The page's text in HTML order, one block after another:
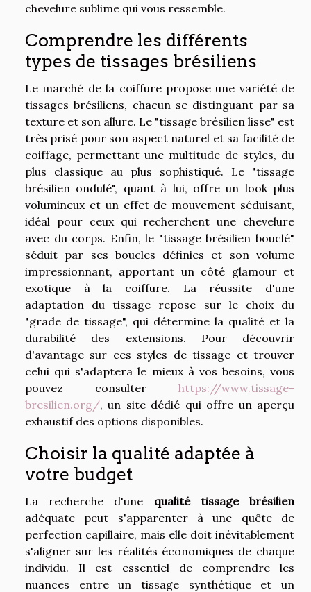
chevelure sublime qui vous ressemble.
Comprendre les différents
types de tissages brésiliens
Le marché de la coiffure propose une variété de
tissages brésiliens, chacun se distinguant par sa
texture et son allure. Le "tissage brésilien lisse" est
très prisé pour son aspect naturel et sa facilité de
coiffage, permettant une multitude de styles, du
plus classique au plus sophistiqué. Le "tissage
brésilien ondulé", quant à lui, offre un look plus
volumineux et un effet de mouvement séduisant,
idéal pour ceux qui recherchent une chevelure
avec du corps. Enfin, le "tissage brésilien bouclé"
séduit par ses boucles définies et son volume
impressionnant, apportant un côté glamour et
exotique à la coiffure. La réussite d'une
adaptation du tissage repose sur le choix du
"grade de tissage", qui détermine la qualité et la
durabilité des extensions. Pour découvrir
d'avantage sur ces styles de tissage et trouver
celui qui s'adaptera le mieux à vos besoins, vous
pouvez consulter https://www.tissage-
bresilien.org/, un site dédié qui offre un aperçu
exhaustif des options disponibles.
Choisir la qualité adaptée à
votre budget
La recherche d'une qualité tissage brésilien
adéquate peut s'apparenter à une quête de
perfection capillaire, mais elle doit inévitablement
s'aligner sur les réalités économiques de chaque
individu. Il est essentiel de comprendre les
nuances entre un tissage synthétique et un